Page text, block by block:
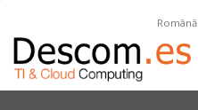
Română